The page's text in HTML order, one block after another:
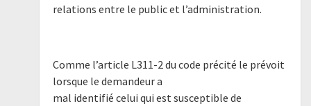
relations entre le public et l’administration.
Comme l’article L311-2 du code précité le prévoit
lorsque le demandeur a
mal identifié celui qui est susceptible de